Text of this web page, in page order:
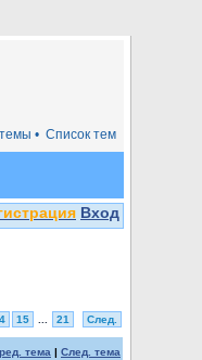
Список тем
•
Вход
15 21 След.
тема | След. тема